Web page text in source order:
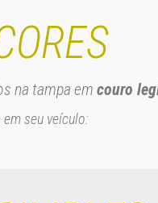
na tampa em couro
seu veículo: